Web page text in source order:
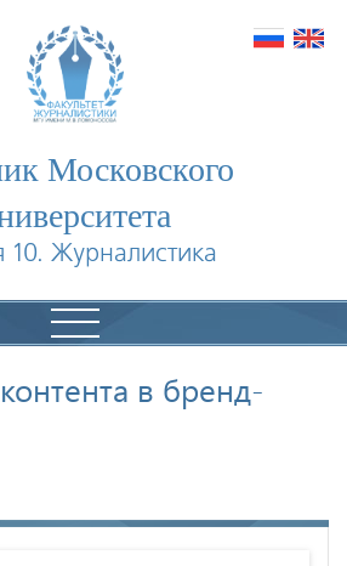
Московского
10. Журналистика
в бренд-